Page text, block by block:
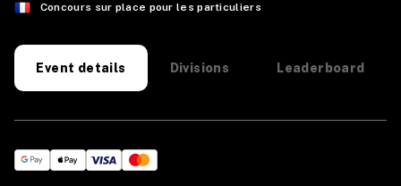
Concours sur place pour les particuliers
Event details Divisions Leaderboard